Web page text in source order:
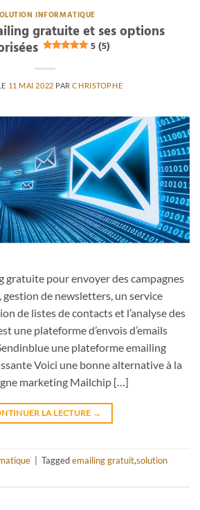
INFORMATIQUE
gratuite et ses options
5 (5)
11 MAI 2022 PARCHRISTOPHE
gratuite pour envoyer des campagnes
de newsletters, un service
de listes de contacts et l’analyse des
une plateforme d’envois d’emails
une plateforme emailing
Voici une bonne alternative à la
marketing Mailchip […]
LA LECTURE →
Taggedemailing gratuit,solution